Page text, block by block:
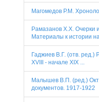
Магомедов Р.М.
Рамазанов Х.Х. Очерки
Материалы к истории
Гаджиев В.Г. (отв. ред.)
XVIII - начале XIX ...
Малышев В.П. (ред.)
документов. 1917-1922